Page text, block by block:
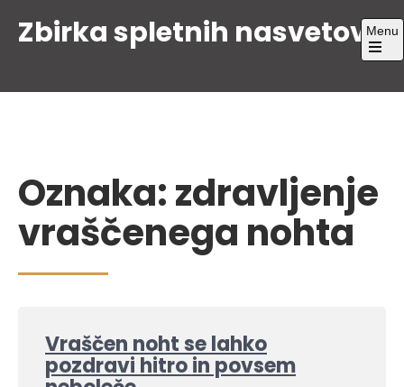
Zbirka spletnih nasvetovMenu
Open
main
Oznaka:zdravljenje
vraščenega nohta
Vraščen noht se lahko
pozdravi hitro in povsem